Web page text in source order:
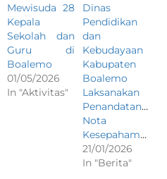
Mewisuda 28
Kepala
Sekolah dan
Guru di
Boalemo
01/05/2026
In "Aktivitas"
Dinas
Pendidikan
dan
Kebudayaan
Kabupaten
Boalemo
Laksanakan
Penandatanganan
Nota
Kesepahaman
21/01/2026
In "Berita"